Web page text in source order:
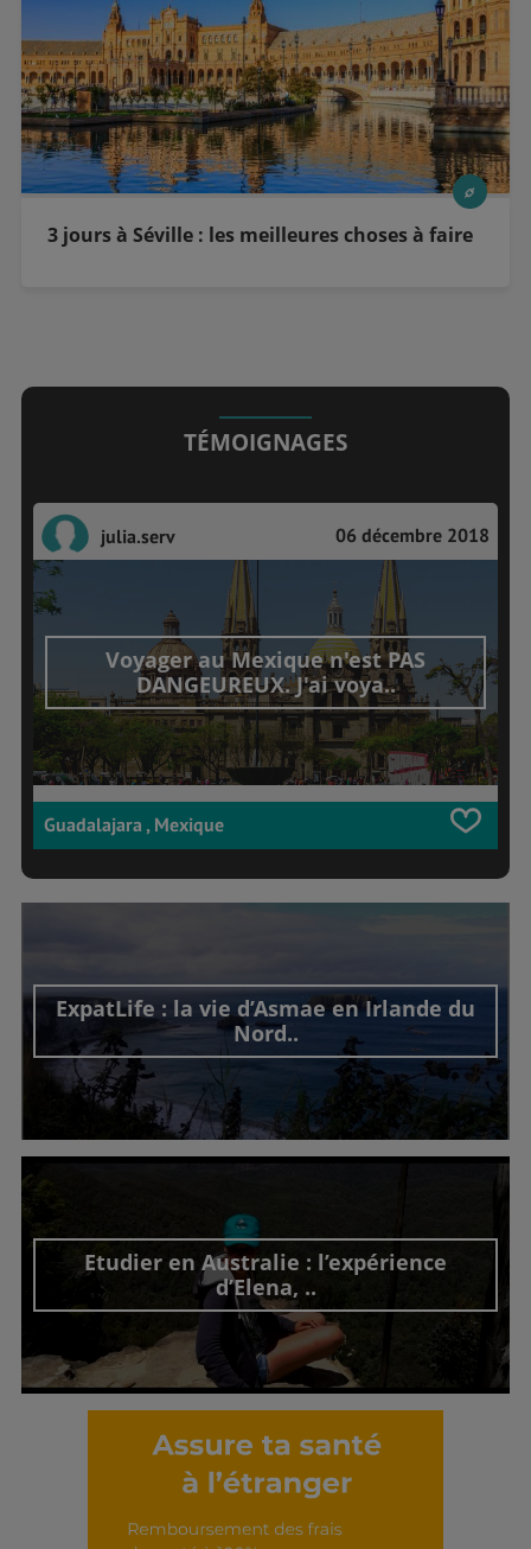
3 jours à Séville : les meilleures choses à faire
TÉMOIGNAGES
julia.serv 06 décembre 2018
Voyager au Mexique n'est PAS
DANGEUREUX. J'ai voya..
Guadalajara , Mexique
ExpatLife : la vie d’Asmae en Irlande du
Nord..
Etudier en Australie : l’expérience
d’Elena, ..
Découvrir cet interview